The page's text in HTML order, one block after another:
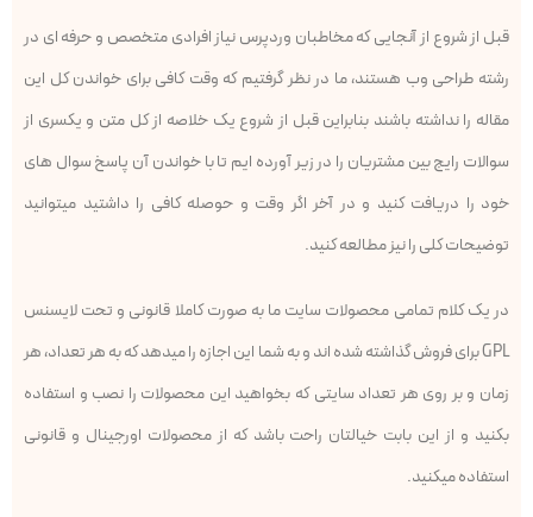
قبل از شروع از آنجایی که مخاطبان وردپرس نیاز افرادی متخصص و حرفه ای در
رشته طراحی وب هستند، ما در نظر گرفتیم که وقت کافی برای خواندن کل این
مقاله را نداشته باشند بنابراین قبل از شروع یک خلاصه از کل متن و یکسری از
سوالات رایج بین مشتریان را در زیر آورده ایم تا با خواندن آن پاسخ سوال های
خود را دریافت کنید و در آخر اگر وقت و حوصله کافی را داشتید میتوانید
توضیحات کلی را نیز مطالعه کنید.
در یک کلام تمامی محصولات سایت ما به صورت کاملا قانونی و تحت لایسنس
GPL برای فروش گذاشته شده اند و به شما این اجازه را میدهد که به هر تعداد، هر
زمان و بر روی هر تعداد سایتی که بخواهید این محصولات را نصب و استفاده
بکنید و از این بابت خیالتان راحت باشد که از محصولات اورجینال و قانونی
استفاده میکنید.